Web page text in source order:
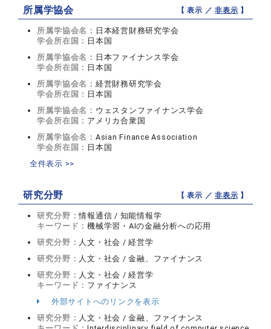
所属学協会 【 表示 ／非表示 】
所属学協会名： 日本経営財務研究学会
学会所在国： 日本国
所属学協会名： 日本ファイナンス学会
学会所在国： 日本国
所属学協会名： 経営財務研究学会
学会所在国： 日本国
所属学協会名： ウェスタンファイナンス学会
学会所在国： アメリカ合衆国
所属学協会名： Asian Finance Association
学会所在国： 日本国
全件表示 >>
研究分野 【 表示 ／非表示 】
研究分野：情報通信 / 知能情報学
キーワード：機械学習・AIの金融分析への応用
研究分野： 人文・社会 / 経営学
研究分野： 人文・社会 / 金融、ファイナンス
研究分野： 人文・社会 / 経営学
キーワード： ファイナンス
外部サイトへのリンクを表示
研究分野： 人文・社会 / 金融、ファイナンス